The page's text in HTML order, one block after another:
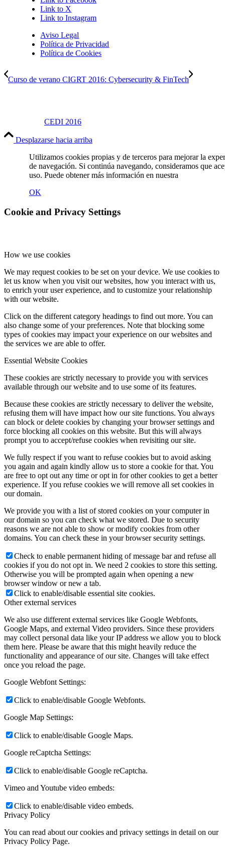
Link to X
Link to Instagram
Aviso Legal
Política de Privacidad
Política de Cookies
Curso de verano CIGRT 2016: Cybersecurity & FinTech
CEDI 2016
Desplazarse hacia arriba
Utilizamos cookies propias y de terceros para mejorar la
de navegación. Si continúa navegando, consideramos que
uso. Puede obtener más información en nuestra
OK
Cookie and Privacy Settings
How we use cookies
We may request cookies to be set on your device. We use cookies to
let us know when you visit our websites, how you interact with us,
to enrich your user experience, and to customize your relationship
with our website.
Click on the different category headings to find out more. You can
also change some of your preferences. Note that blocking some
types of cookies may impact your experience on our websites and
the services we are able to offer.
Essential Website Cookies
These cookies are strictly necessary to provide you with services
available through our website and to use some of its features.
Because these cookies are strictly necessary to deliver the website,
refusing them will have impact how our site functions. You always
can block or delete cookies by changing your browser settings and
force blocking all cookies on this website. But this will always
prompt you to accept/refuse cookies when revisiting our site.
We fully respect if you want to refuse cookies but to avoid asking
you again and again kindly allow us to store a cookie for that. You
are free to opt out any time or opt in for other cookies to get a better
experience. If you refuse cookies we will remove all set cookies in
our domain.
We provide you with a list of stored cookies on your computer in
our domain so you can check what we stored. Due to security
reasons we are not able to show or modify cookies from other
domains. You can check these in your browser security settings.
Check to enable permanent hiding of message bar and refuse all
cookies if you do not opt in. We need 2 cookies to store this setting.
Otherwise you will be prompted again when opening a new
browser window or new a tab.
Click to enable/disable essential site cookies.
Other external services
We also use different external services like Google Webfonts,
Google Maps, and external Video providers. Since these providers
may collect personal data like your IP address we allow you to block
them here. Please be aware that this might heavily reduce the
functionality and appearance of our site. Changes will take effect
once you reload the page.
Google Webfont Settings:
Click to enable/disable Google Webfonts.
Google Map Settings:
Click to enable/disable Google Maps.
Google reCaptcha Settings:
Click to enable/disable Google reCaptcha.
Vimeo and Youtube video embeds:
Click to enable/disable video embeds.
Privacy Policy
You can read about our cookies and privacy settings in detail on our
Privacy Policy Page.